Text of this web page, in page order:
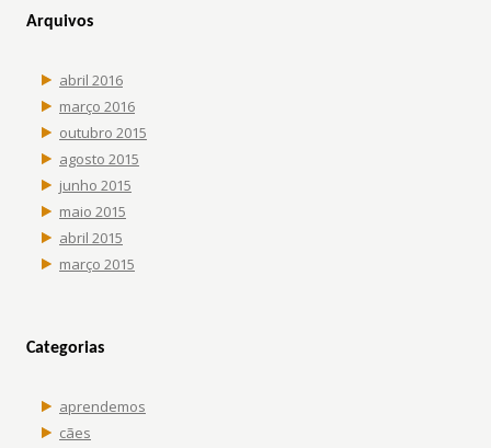
Arquivos
abril 2016
março 2016
outubro 2015
agosto 2015
junho 2015
maio 2015
abril 2015
março 2015
Categorias
aprendemos
cães